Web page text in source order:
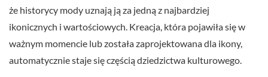
że historycy mody uznają ją za jedną z najbardziej
ikonicznych i wartościowych. Kreacja, która pojawiła się w
ważnym momencie lub została zaprojektowana dla ikony,
automatycznie staje się częścią dziedzictwa kulturowego.